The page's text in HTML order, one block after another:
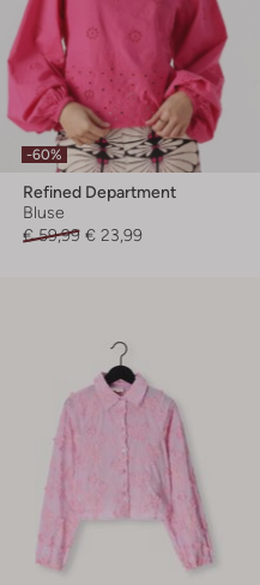
-60%
Refined Department
Bluse
€ 59,99 € 23,99